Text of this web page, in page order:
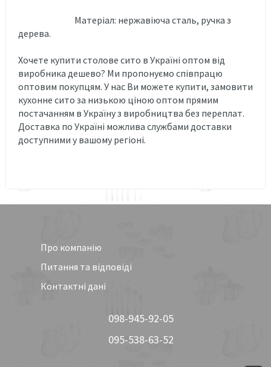
Матеріал: нержавіюча сталь, ручка з
дерева.
Хочете купити столове сито в Україні оптом від
виробника дешево? Ми пропонуємо співпрацю
оптовим покупцям. У нас Ви можете купити, замовити
кухонне сито за низькою ціною оптом прямим
постачанням в Україну з виробництва без переплат.
Доставка по Україні можлива службами доставки
доступними у вашому регіоні.
Про компанію
Питання та відповіді
Контактні дані
098-945-92-05
095-538-63-52